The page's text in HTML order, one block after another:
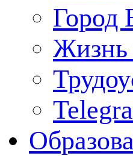
Город
Жизнь